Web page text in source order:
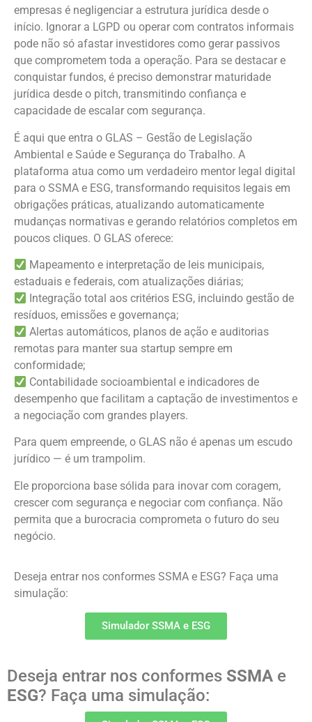
empresas é negligenciar a estrutura jurídica desde o
início. Ignorar a LGPD ou operar com contratos informais
pode não só afastar investidores como gerar passivos
que comprometem toda a operação. Para se destacar e
conquistar fundos, é preciso demonstrar maturidade
jurídica desde o pitch, transmitindo confiança e
capacidade de escalar com segurança.
É aqui que entra o GLAS – Gestão de Legislação
Ambiental e Saúde e Segurança do Trabalho. A
plataforma atua como um verdadeiro mentor legal digital
para o SSMA e ESG, transformando requisitos legais em
obrigações práticas, atualizando automaticamente
mudanças normativas e gerando relatórios completos em
poucos cliques. O GLAS oferece:
Mapeamento e interpretação de leis municipais,
estaduais e federais, com atualizações diárias;
Integração total aos critérios ESG, incluindo gestão de
resíduos, emissões e governança;
Alertas automáticos, planos de ação e auditorias
remotas para manter sua startup sempre em
conformidade;
Contabilidade socioambiental e indicadores de
desempenho que facilitam a captação de investimentos e
a negociação com grandes players.
Para quem empreende, o GLAS não é apenas um escudo
jurídico — é um trampolim.
Ele proporciona base sólida para inovar com coragem,
crescer com segurança e negociar com confiança. Não
permita que a burocracia comprometa o futuro do seu
negócio.
Deseja entrar nos conformes SSMA e ESG? Faça uma
simulação:
Simulador SSMA e ESG
Deseja entrar nos conformes SSMA e
ESG? Faça uma simulação: